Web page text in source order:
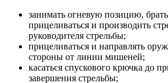
занимать огневую позицию,
прицеливаться и производить
руководителя стрельбы;
прицеливаться и направлять
стороны от линии мишеней;
касаться спускового крючка до
завершения стрельбы;